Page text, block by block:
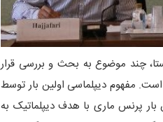
چند موضوع به بحث و بررسی قرار
تاریخچه دیپلماسی فرانسه: شروع دیپلماسی فرانسه از قرن 9 بوده است. مفهوم دیپلماسی اولین بار توسط
پرنس ماری با هدف دیپلماتیک به